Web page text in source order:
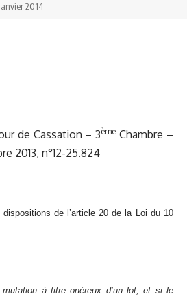
2014
de Cassation – 3ème Chambre –
2013, n°12-25.824
dispositions de l’article 20 de la Loi du 10
à titre onéreux d’un lot, et si le